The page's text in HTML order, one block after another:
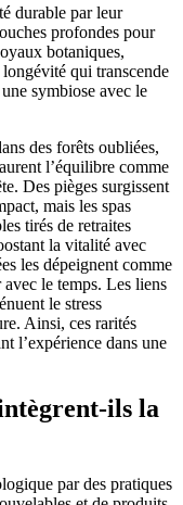
durable par leur
profondes pour
botaniques,
qui transcende
symbiose avec le
des forêts oubliées,
l’équilibre comme
Des pièges surgissent
mais les spas
tirés de retraites
la vitalité avec
les dépeignent comme
le temps. Les liens
le stress
Ainsi, ces rarités
l’expérience dans une
ils la
par des pratiques